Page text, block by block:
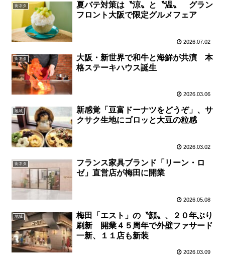
街ネタ
夏バテ対策は〝涼〟と〝温〟 グラン
フロント大阪で限定グルメフェア
2026.07.02
街ネタ
大阪・新世界で和牛と海鮮が共演 本
格ステーキハウス誕生
2026.03.06
地域
新感覚「豆富ドーナツをどうぞ」、サ
クサク生地にゴロッと大豆の粒感
2026.03.02
街ネタ
フランス家具ブランド「リーン・ロ
ゼ」直営店が梅田に開業
2026.05.08
地域
梅田「エスト」の〝顔〟、２０年ぶり
刷新 開業４５周年で外壁ファサード
一新、１１店も新装
2026.03.09